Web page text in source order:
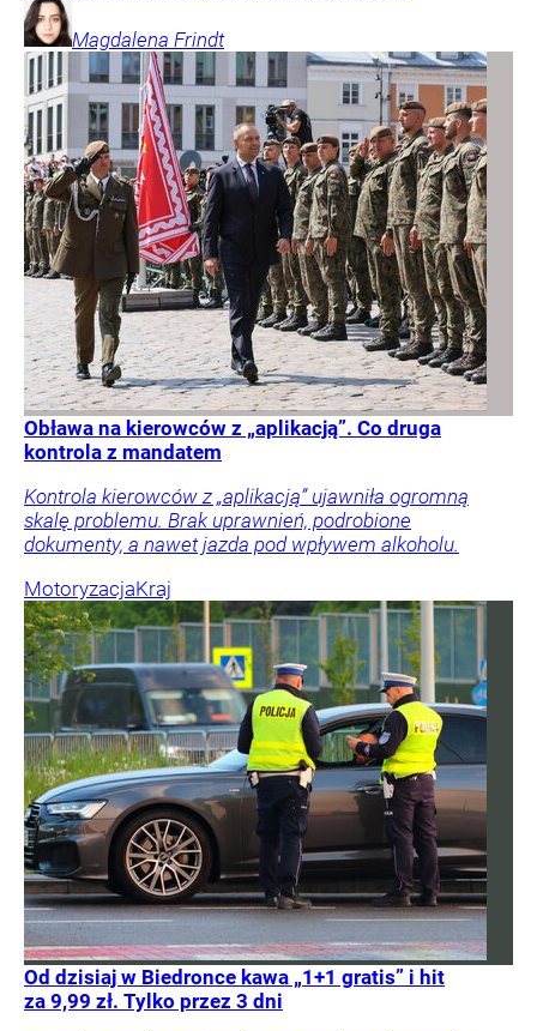
Magdalena Frindt
Obława na kierowców z „aplikacją”. Co druga
kontrola z mandatem
Kontrola kierowców z „aplikacją” ujawniła ogromną
skalę problemu. Brak uprawnień, podrobione
dokumenty, a nawet jazda pod wpływem alkoholu.
MotoryzacjaKraj
Od dzisiaj w Biedronce kawa „1+1 gratis” i hit
za 9,99 zł. Tylko przez 3 dni